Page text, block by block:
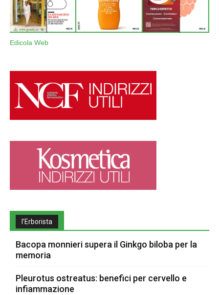
Edicola Web
l’Erborista
Bacopa monnieri supera il Ginkgo biloba per la
memoria
Pleurotus ostreatus: benefici per cervello e
infiammazione